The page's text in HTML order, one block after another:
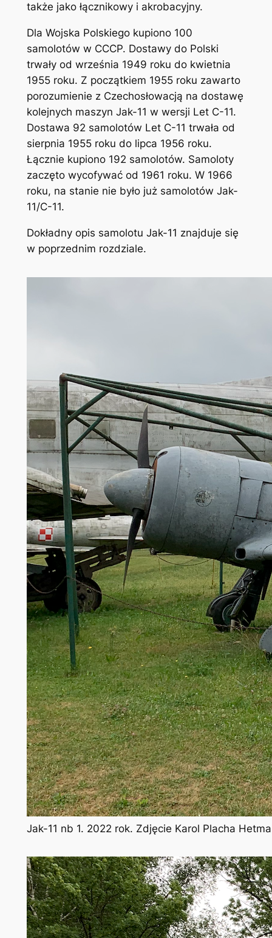
także jako łącznikowy i akrobacyjny.
Dla Wojska Polskiego kupiono 100
samolotów w CCCP. Dostawy do Polski
trwały od września 1949 roku do kwietnia
1955 roku. Z początkiem 1955 roku zawarto
porozumienie z Czechosłowacją na dostawę
kolejnych maszyn Jak-11 w wersji Let C-11.
Dostawa 92 samolotów Let C-11 trwała od
sierpnia 1955 roku do lipca 1956 roku.
Łącznie kupiono 192 samolotów. Samoloty
zaczęto wycofywać od 1961 roku. W 1966
roku, na stanie nie było już samolotów Jak-
11/C-11.
Dokładny opis samolotu Jak-11 znajduje się
w poprzednim rozdziale.
Jak-11 nb 1. 2022 rok. Zdjęcie Karol Placha